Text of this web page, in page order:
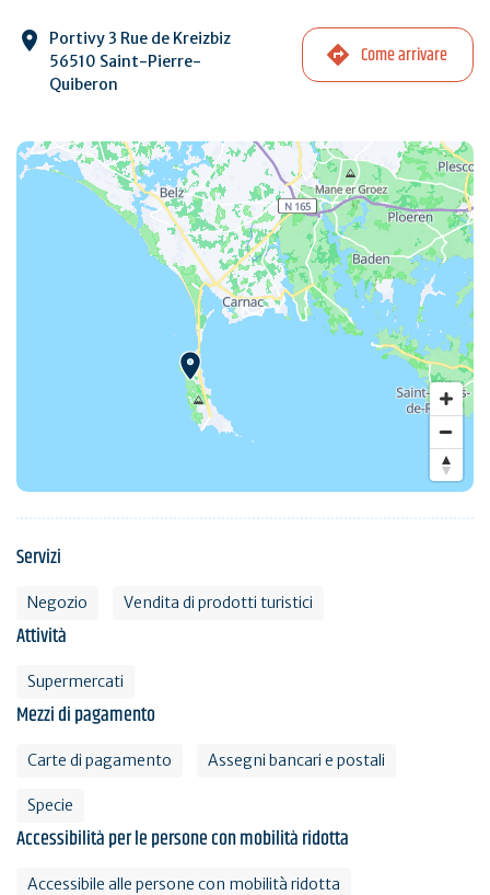
Portivy 3 Rue de Kreizbiz
56510 Saint-Pierre-
Quiberon
Come arrivare
Servizi
Negozio Vendita di prodotti turistici
Attività
Supermercati
Mezzi di pagamento
Carte di pagamento Assegni bancari e postali
Specie
Accessibilità per le persone con mobilità ridotta
Accessibile alle persone con mobilità ridotta